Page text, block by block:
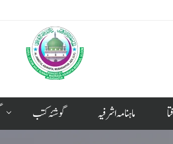
ماہنامہ اشرفیہ گوشئہ کتب